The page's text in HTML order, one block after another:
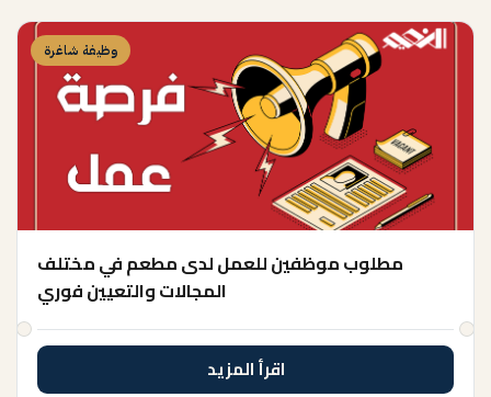
وظيفة شاغرة
مطلوب موظفين للعمل لدى مطعم في مختلف
المجالات والتعيين فوري
اقرأ المزيد